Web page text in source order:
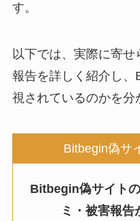
す。
以下では、実際に寄
報告を詳しく紹介し
視されているのかを分
Bitbegin偽サ
Bitbegin偽サイト
ミ・被害報